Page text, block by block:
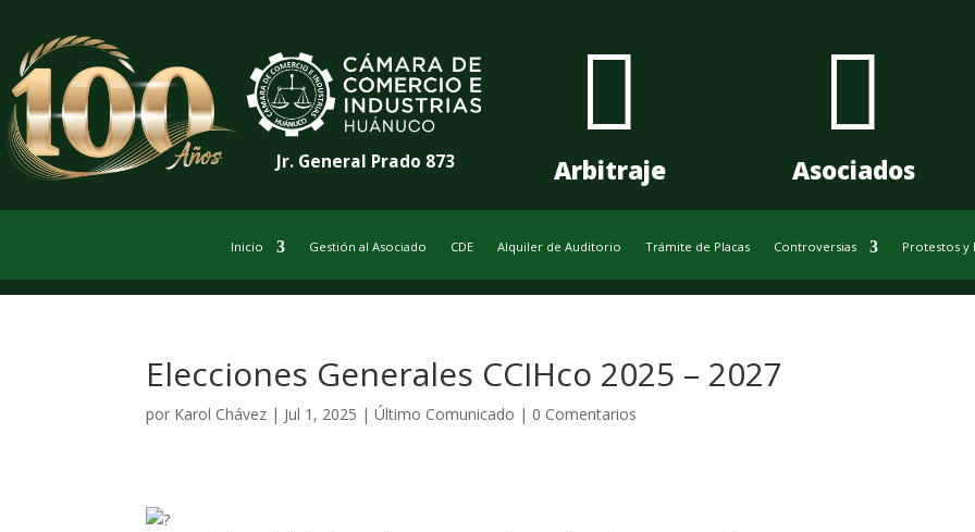
Jr. General Prado 873

Arbitraje

Asociados
Inicio Gestión al Asociado CDE Alquiler de Auditorio Trámite de Placas Controversias Protestos y
Elecciones Generales CCIHco 2025 – 2027
por Karol Chávez | Jul 1, 2025 |Último Comunicado | 0 Comentarios